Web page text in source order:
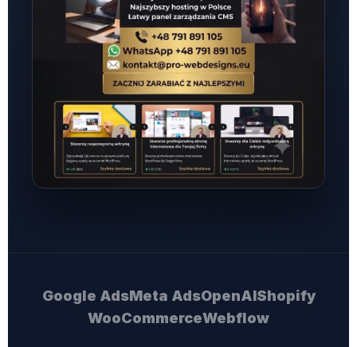
Google AdsMeta AdsOpenAIShopify
WooCommerceWebflow